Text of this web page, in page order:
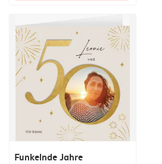
Funkelnde Jahre